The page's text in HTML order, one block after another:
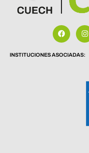
INSTITUCIONES ASOCIADAS: